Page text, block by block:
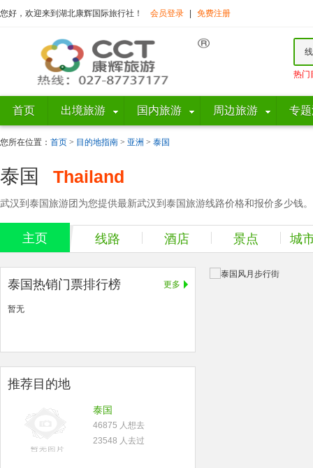
您好，欢迎来到湖北康辉国际旅行社！ 会员登录 免费注册
热门
首页 出境旅游 国内旅游 周边旅游 专
您所在位置： 首页 > 目的地指南 > 亚洲 > 泰国
泰国 Thailand
武汉到泰国旅游团为您提供最新武汉到泰国旅游线路价格和报价多少钱
主页 线路 酒店 景点 城
更多
泰国热销门票排行榜
暂无
推荐目的地
泰国
46875 人想去
23548 人去过